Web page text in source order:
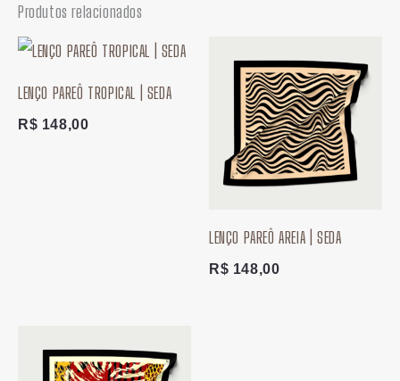
Produtos relacionados
LENÇO PAREÔ TROPICAL | SEDA
R$ 148,00
LENÇO PAREÔ AREIA | SEDA
R$ 148,00